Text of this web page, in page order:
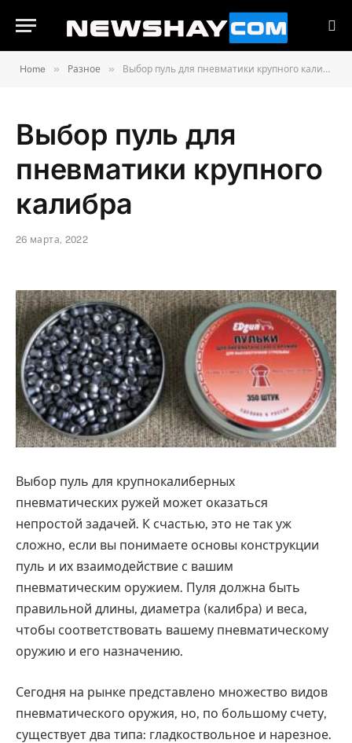
Home » Разное » Выбор пуль для пневматики крупного калибра
Выбор пуль для
пневматики крупного
калибра
26 марта, 2022
Выбор пуль для крупнокалиберных
пневматических ружей может оказаться
непростой задачей. К счастью, это не так уж
сложно, если вы понимаете основы конструкции
пуль и их взаимодействие с вашим
пневматическим оружием. Пуля должна быть
правильной длины, диаметра (калибра) и веса,
чтобы соответствовать вашему пневматическому
оружию и его назначению.
Сегодня на рынке представлено множество видов
пневматического оружия, но, по большому счету,
существует два типа: гладкоствольное и нарезное.